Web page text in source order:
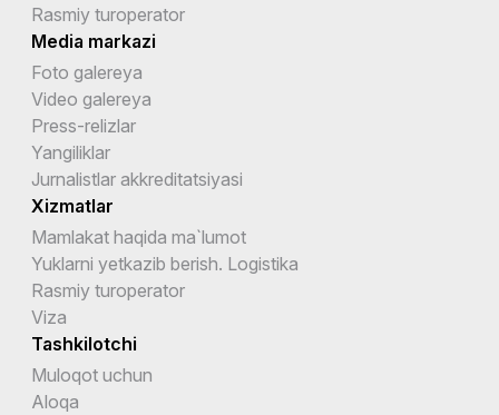
Rasmiy turoperator
Media markazi
Foto galereya
Video galereya
Press-relizlar
Yangiliklar
Jurnalistlar akkreditatsiyasi
Xizmatlar
Mamlakat haqida ma`lumot
Yuklarni yetkazib berish. Logistika
Rasmiy turoperator
Viza
Tashkilotchi
Muloqot uchun
Aloqa